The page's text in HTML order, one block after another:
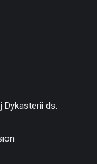
Dykasterii ds.